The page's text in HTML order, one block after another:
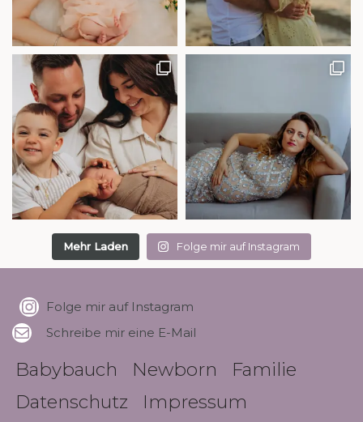
Mehr Laden Folge mir auf Instagram
Folge mir auf Instagram
Schreibe mir eine E-Mail
Babybauch Newborn
Familie
Datenschutz
Impressum